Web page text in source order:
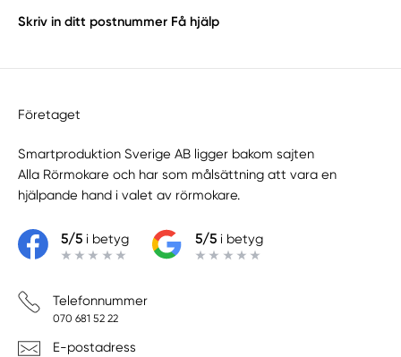
Skriv in ditt postnummer Få hjälp
Företaget
Smartproduktion Sverige AB ligger bakom sajten
Alla Rörmokare och har som målsättning att vara en
hjälpande hand i valet av rörmokare.
5/5i betyg 5/5i betyg
Telefonnummer
070 681 52 22
E-postadress